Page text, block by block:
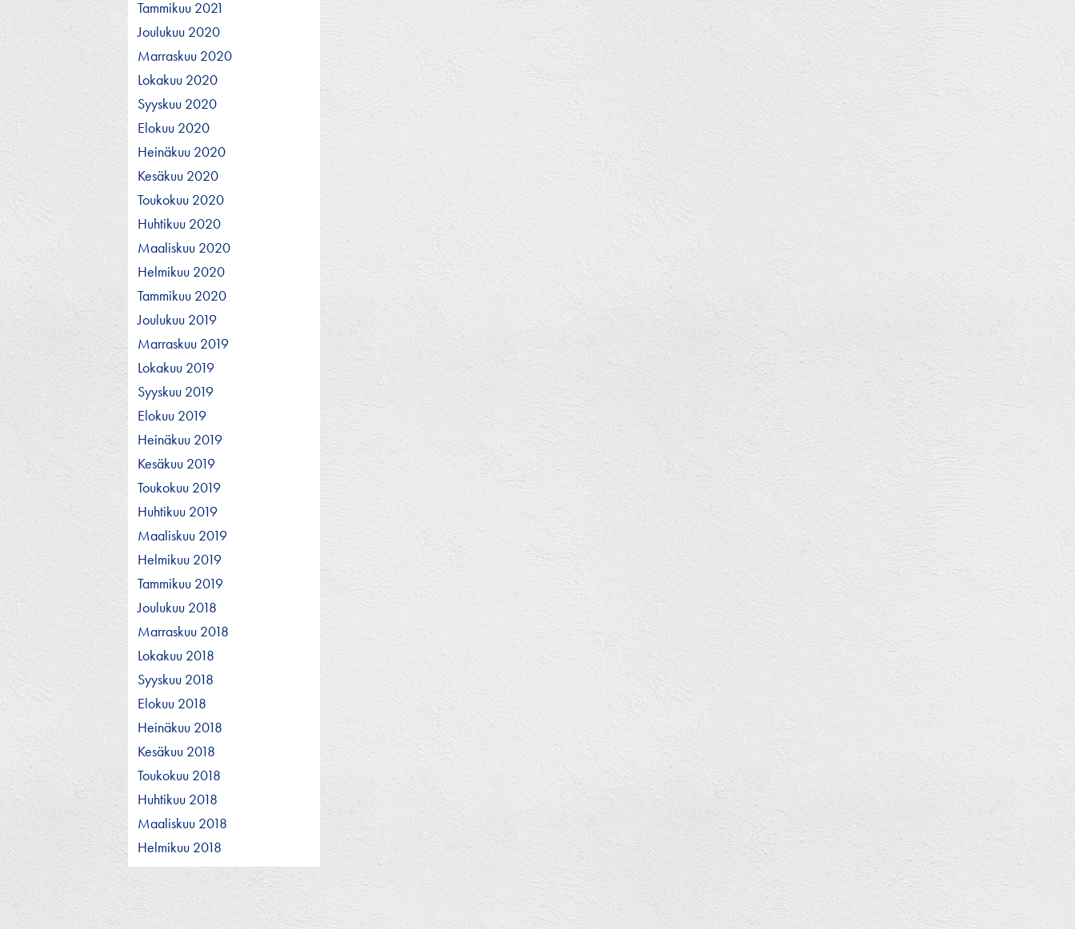
Tammikuu 2021
Joulukuu 2020
Marraskuu 2020
Lokakuu 2020
Syyskuu 2020
Elokuu 2020
Heinäkuu 2020
Kesäkuu 2020
Toukokuu 2020
Huhtikuu 2020
Maaliskuu 2020
Helmikuu 2020
Tammikuu 2020
Joulukuu 2019
Marraskuu 2019
Lokakuu 2019
Syyskuu 2019
Elokuu 2019
Heinäkuu 2019
Kesäkuu 2019
Toukokuu 2019
Huhtikuu 2019
Maaliskuu 2019
Helmikuu 2019
Tammikuu 2019
Joulukuu 2018
Marraskuu 2018
Lokakuu 2018
Syyskuu 2018
Elokuu 2018
Heinäkuu 2018
Kesäkuu 2018
Toukokuu 2018
Huhtikuu 2018
Maaliskuu 2018
Helmikuu 2018